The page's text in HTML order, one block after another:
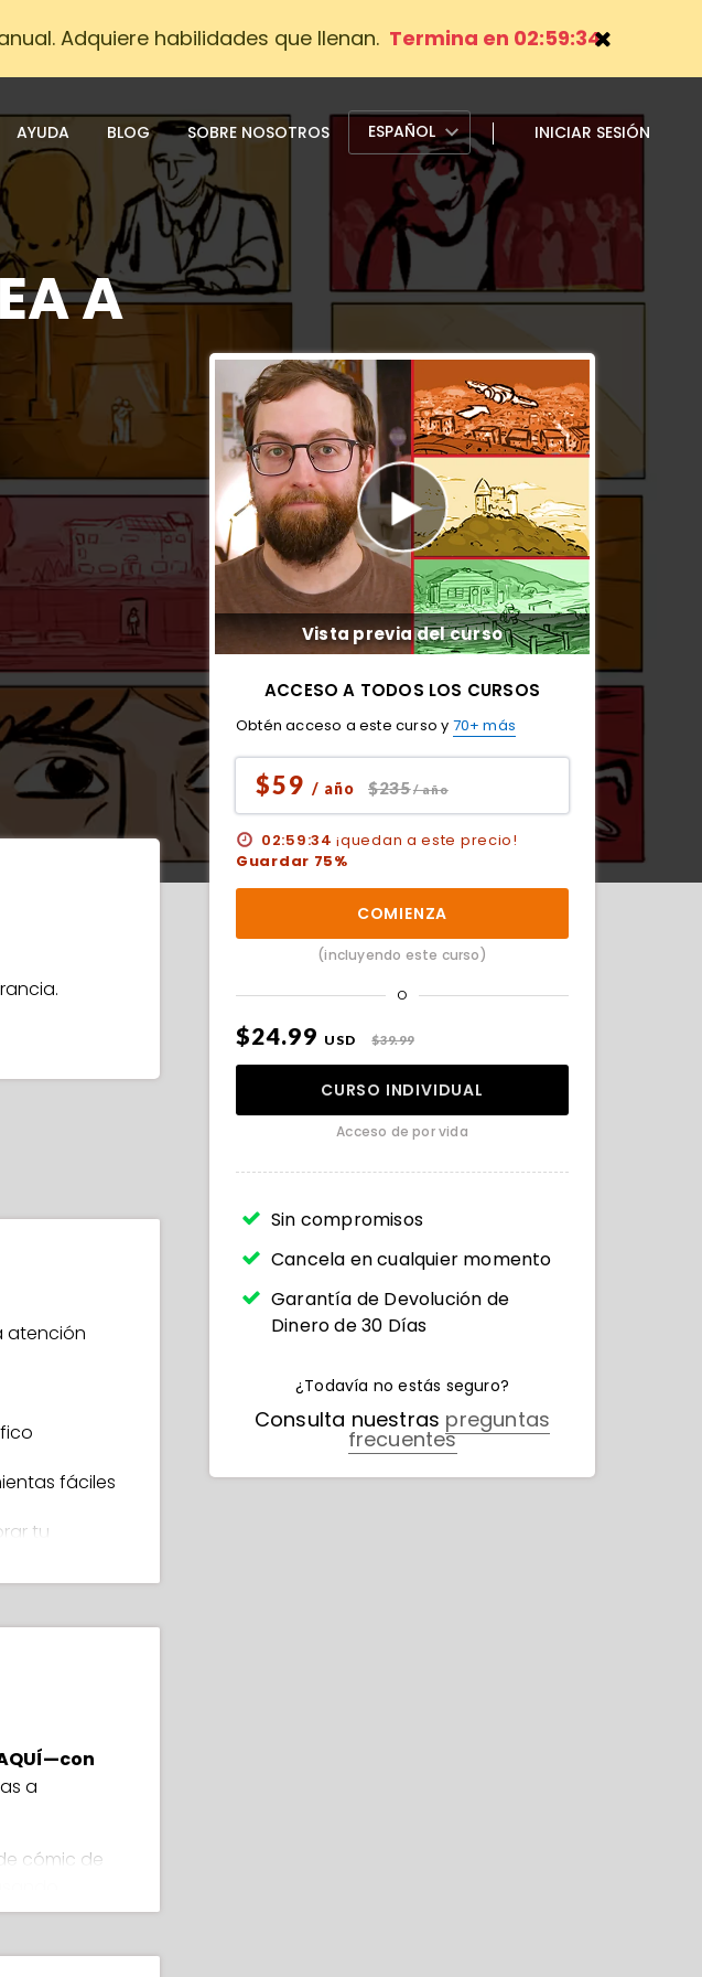
Adquiere habilidades que llenan. Termina en 02:59:33
AYUDA BLOG SOBRE NOSOTROS ESPAÑOL INICIAR SESIÓN
A
atención
fáciles
tu
contraste
a
cómic de
sin ellos!
Vista previa del curso
ACCESO A TODOS LOS CURSOS
Obtén acceso a este curso y 70+ más
$59 / año $235/ año
02:59:33 ¡quedan a este precio!
Guardar 75%
COMIENZA
(incluyendo este curso)
O
$24.99 USD $39.99
CURSO INDIVIDUAL
Acceso de por vida
Sin compromisos
Cancela en cualquier momento
Garantía de Devolución de
Dinero de 30 Días
¿Todavía no estás seguro?
Consulta nuestras preguntas
frecuentes